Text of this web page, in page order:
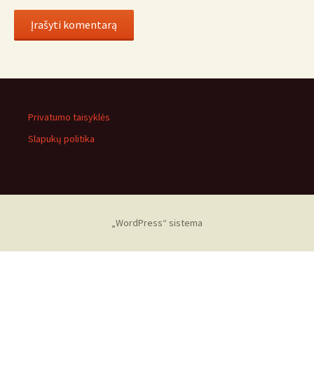
Privatumo taisyklės
Slapukų politika
„WordPress“ sistema